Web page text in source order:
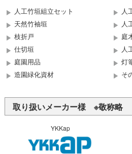
人工竹垣組立セット
人
天然竹袖垣
人
枝折戸
庭
仕切垣
人
庭園用品
灯
造園緑化資材
そ
取り扱いメーカー様 ※敬称略
YKKap